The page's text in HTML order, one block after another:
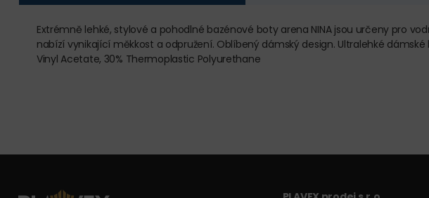
Extrémně lehké, stylové a pohodlné bazénové boty arena NINA jsou určeny pro
nabízí vynikající měkkost a odpružení. Oblíbený dámský design. Ultralehké
Vinyl Acetate, 30% Thermoplastic Polyurethane